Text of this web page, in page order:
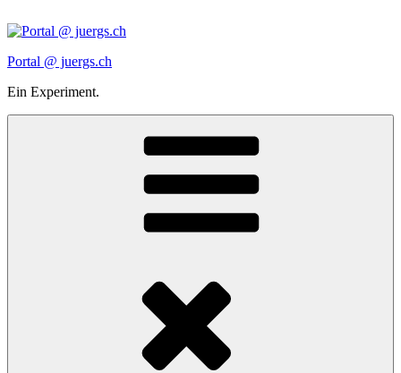
Inhalt
Portal @ juergs.ch
Ein Experiment.